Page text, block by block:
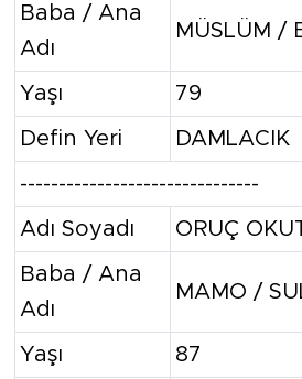
Baba / Ana
Adı
MÜSLÜM /
Yaşı 79
Defin Yeri DAMLACIK
-------------------------------
Adı Soyadı ORUÇ
Baba / Ana
Adı
MAMO /
Yaşı 87